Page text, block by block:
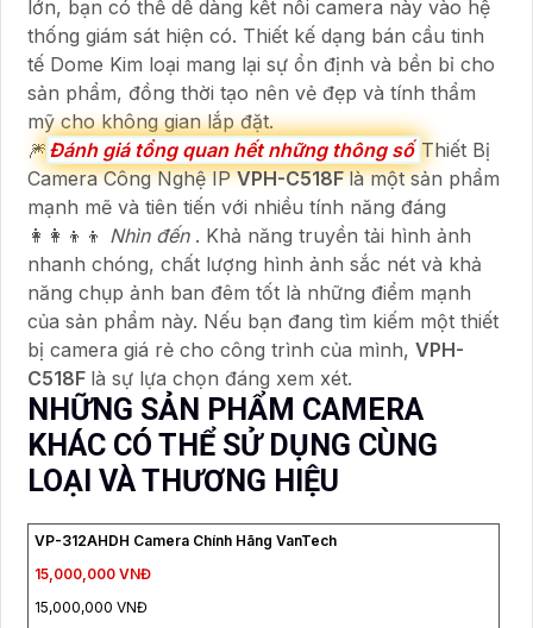
lớn, bạn có thể dễ dàng kết nối camera này vào hệ
thống giám sát hiện có. Thiết kế dạng bán cầu tinh
tế Dome Kim loại mang lại sự ổn định và bền bỉ cho
sản phẩm, đồng thời tạo nên vẻ đẹp và tính thẩm
mỹ cho không gian lắp đặt.
🎆 Đánh giá tổng quan hết những thông số Thiết Bị
Camera Công Nghệ IPVPH-C518Flà một sản phẩm
mạnh mẽ và tiên tiến với nhiều tính năng đáng
👩‍👩‍👦‍👦 Nhìn đến. Khả năng truyền tải hình ảnh
nhanh chóng, chất lượng hình ảnh sắc nét và khả
năng chụp ảnh ban đêm tốt là những điểm mạnh
của sản phẩm này. Nếu bạn đang tìm kiếm một thiết
bị camera giá rẻ cho công trình của mình, VPH-
C518F là sự lựa chọn đáng xem xét.
NHỮNG SẢN PHẨM CAMERA
KHÁC CÓ THỂ SỬ DỤNG CÙNG
LOẠI VÀ THƯƠNG HIỆU
VP-312AHDH Camera Chính Hãng VanTech
15,000,000 VNĐ
15,000,000 VNĐ